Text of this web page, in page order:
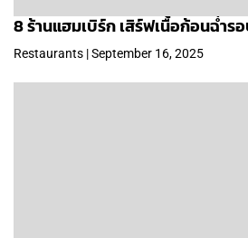
8 ร้านแฮมเบิร์ก เสิร์ฟเนื้อก้อนฉ่ำร
Restaurants | September 16, 2025